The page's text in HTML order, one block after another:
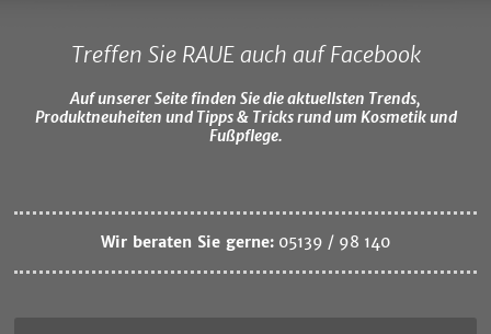
Treffen Sie RAUE auch auf Facebook
Auf unserer Seite finden Sie die aktuellsten Trends,
Produktneuheiten und Tipps & Tricks rund um Kosmetik und
Fußpflege.
Wir beraten Sie gerne: 05139 / 98 140